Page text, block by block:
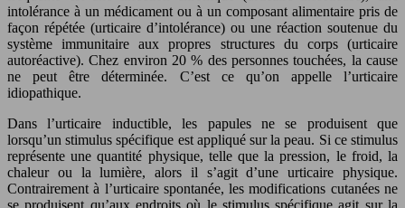
intolérance à un médicament ou à un composant alimentaire pris de
façon répétée (urticaire d’intolérance) ou une réaction soutenue du
système immunitaire aux propres structures du corps (urticaire
autoréactive). Chez environ 20 % des personnes touchées, la cause
ne peut être déterminée. C’est ce qu’on appelle l’urticaire
idiopathique.
Dans l’urticaire inductible, les papules ne se produisent que
lorsqu’un stimulus spécifique est appliqué sur la peau. Si ce stimulus
représente une quantité physique, telle que la pression, le froid, la
chaleur ou la lumière, alors il s’agit d’une urticaire physique.
Contrairement à l’urticaire spontanée, les modifications cutanées ne
se produisent qu’aux endroits où le stimulus spécifique agit sur la